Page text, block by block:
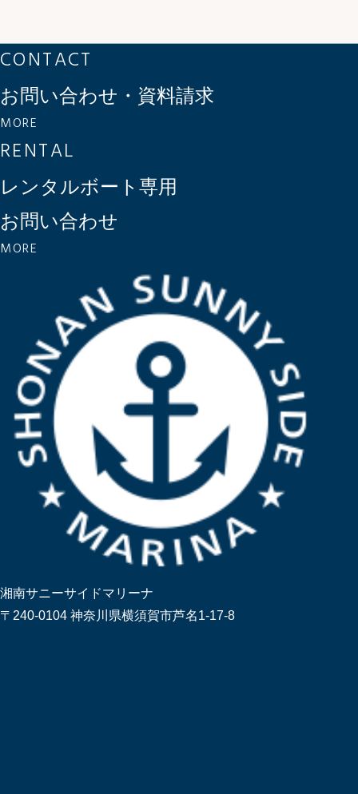
CONTACT
お問い合わせ・資料請求
MORE
RENTAL
レンタルボート専用
お問い合わせ
MORE
湘南サニーサイドマリーナ
〒240-0104 神奈川県横須賀市芦名1-17-8